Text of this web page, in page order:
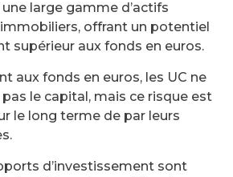
une large gamme d’actifs
offrant un potentiel
supérieur aux fonds en euros.
aux fonds en euros, les UC ne
le capital, mais ce risque est
le long terme de par leurs
d’investissement sont